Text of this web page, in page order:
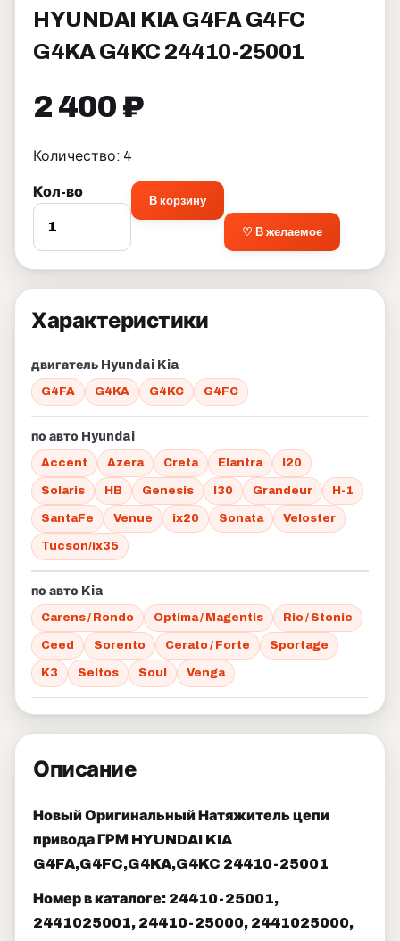
HYUNDAI KIA G4FA G4FC
G4KA G4KC 24410-25001
2 400 ₽
Количество: 4
Кол-во
В корзину
♡ В желаемое
Характеристики
двигатель Hyundai Kia
G4FA G4KA G4KC G4FC
по авто Hyundai
Accent Azera Creta Elantra I20
Solaris HB Genesis I30 Grandeur H-1
SantaFe Venue ix20 Sonata Veloster
Tucson/ix35
по авто Kia
Carens / Rondo Optima / Magentis Rio / Stonic
Ceed Sorento Cerato / Forte Sportage
K3 Seltos Soul Venga
Описание
Новый Оригинальный Натяжитель цепи
привода ГРМ HYUNDAI KIA
G4FA,G4FC,G4KA,G4KC 24410-25001
Номер в каталоге: 24410-25001,
2441025001, 24410-25000, 2441025000,